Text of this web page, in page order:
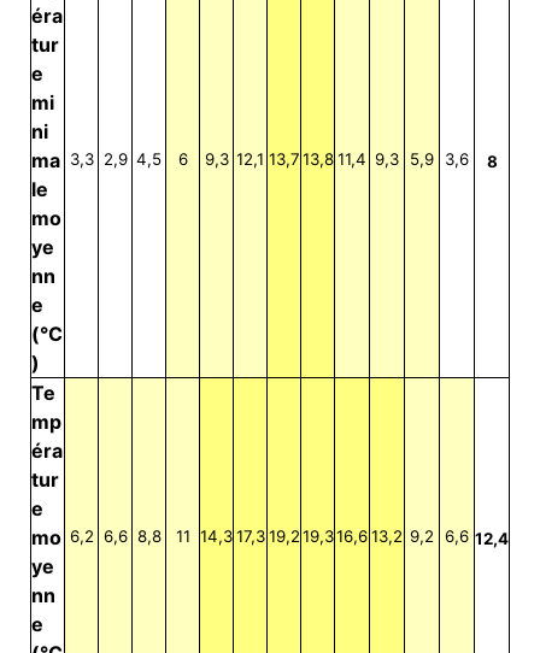
éra
tur
e
mi
ni
ma
le
mo
ye
nn
e
(°C
)
3,3 2,9 4,5 6 9,3 12,1 13,713,8 11,4 9,3 5,9 3,6 8
Te
mp
éra
tur
e
mo
ye
nn
e
6,2 6,6 8,8 11 14,317,3 19,219,316,613,2 9,2 6,6 12,4